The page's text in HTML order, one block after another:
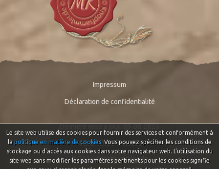
Impressum
Déclaration de confidentialité
Derniere mise a jour: 09-08-2026
46.610.397visites
© 2026 Knopfsammler.de
Le site web utilise des cookies pour fournir des services et conformément à
la politique en matière de cookies. Vous pouvez spécifier les conditions de
stockage ou d'accès aux cookies dans votre navigateur web. L'utilisation du
site web sans modifier les paramètres pertinents pour les cookies signifie